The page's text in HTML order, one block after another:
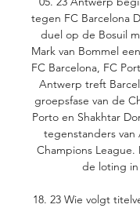
tegen FC Barcelona
duel op de Bosuil
Mark van Bommel
FC Barcelona, FC
Antwerp treft
groepsfase van de
Porto en Shakhtar
tegenstanders
Champions
de loting in
18. 23 Wie volgt